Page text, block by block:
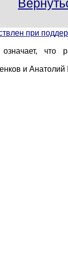
при
что
и